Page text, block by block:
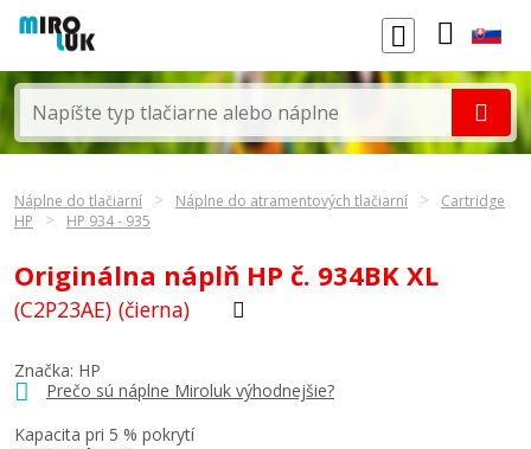
Náplne do tlačiarní Náplne do atramentových tlačiarní
Cartridge
HP
HP 934 - 935
Originálna náplň HP č. 934BK XL
(C2P23AE) (čierna)
Značka: HP
Prečo sú náplne Miroluk výhodnejšie?
Kapacita pri 5 % pokrytí